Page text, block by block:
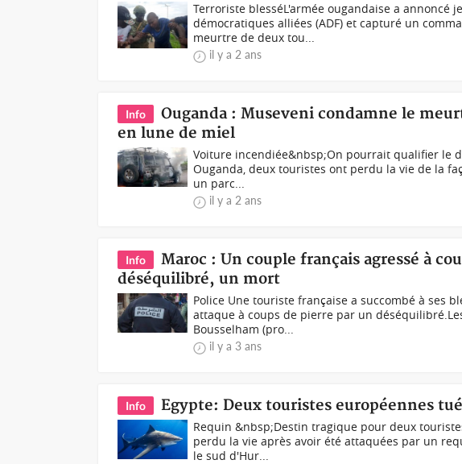
Terroriste blesséL'armée ougandaise a annoncé
démocratiques alliées (ADF) et capturé un
meurtre de deux tou...
il y a 2 ans
Info
Ouganda : Museveni condamne le
en lune de miel
Voiture incendiée&nbsp;On pourrait qualifier le
Ouganda, deux touristes ont perdu la vie de la
un parc...
il y a 2 ans
Info
Maroc : Un couple français agressé à
déséquilibré, un mort
Police Une touriste française a succombé à ses
attaque à coups de pierre par un
Bousselham (pro...
il y a 3 ans
Info Egypte: Deux touristes européennes
Requin &nbsp;Destin tragique pour deux
perdu la vie après avoir été attaquées par un
le sud d'Hur...